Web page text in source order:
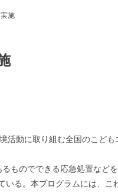
施
活動に取り組む全国のこど
ものでできる応急処置など
る。本プログラムには、こ